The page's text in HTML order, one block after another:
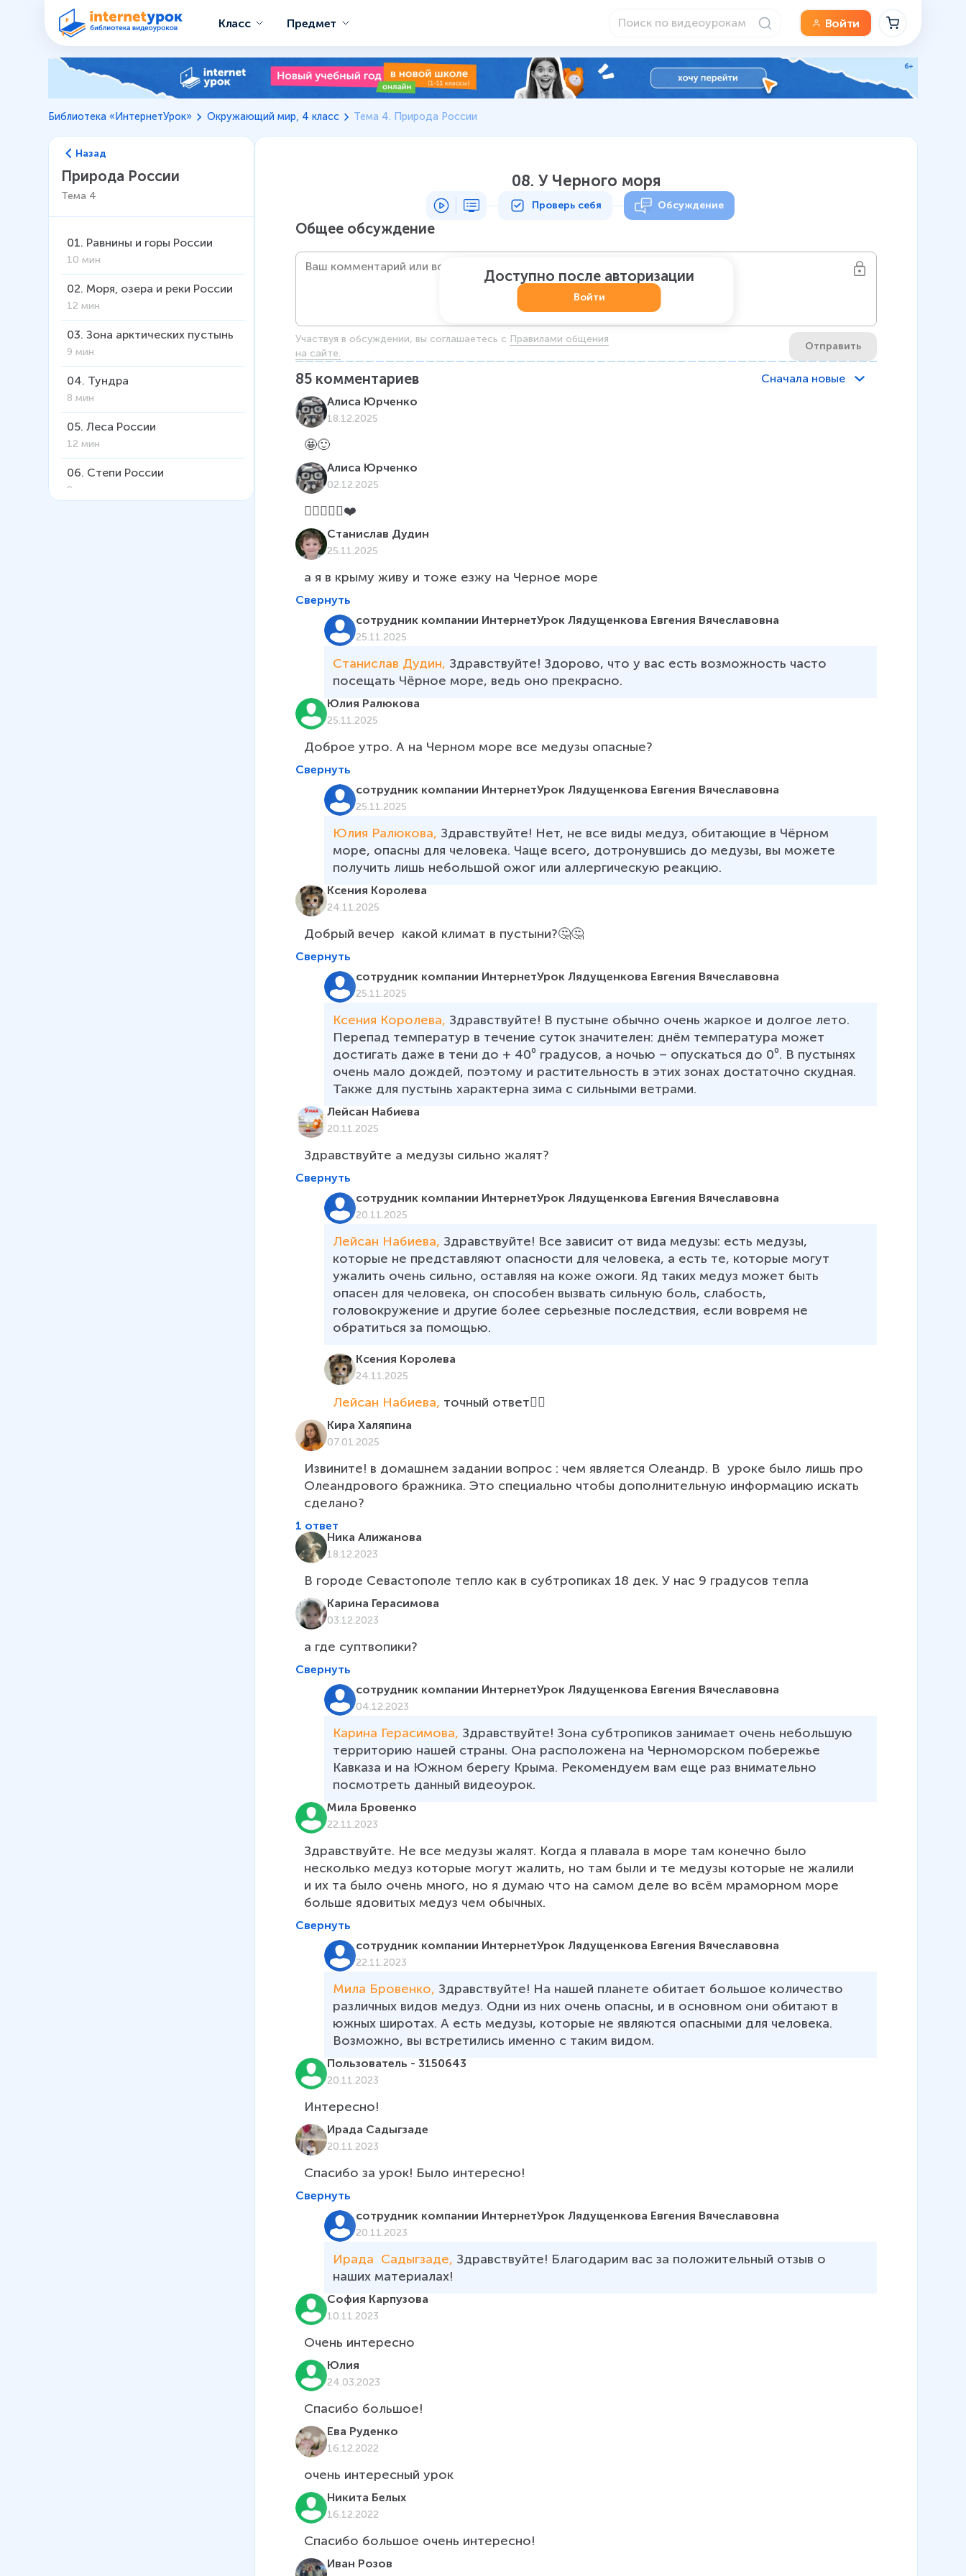
Класс Предмет Войти
Библиотека «ИнтернетУрок» Окружающий мир, 4 класс Тема 4. Природа России
Назад
Природа России
Тема 4
01. Равнины и горы России
10 мин
02. Моря, озера и реки России
12 мин
03. Зона арктических пустынь
9 мин
04. Тундра
8 мин
05. Леса России
12 мин
06. Степи России
9 мин
08. У Черного моря
Проверь себя Обсуждение
Общее обсуждение
Участвуя в обсуждении, вы соглашаетесь c Правилами общения
на сайте.
Отправить
Доступно после авторизации
Войти
85 комментариев
Сначала новые
Алиса Юрченко
18.12.2025
🤩🙂
Алиса Юрченко
02.12.2025
👍🏻🤩👍🏻❤️
Станислав Дудин
25.11.2025
а я в крыму живу и тоже езжу на Черное море
Свернуть
сотрудник компании ИнтернетУрок Лядущенкова Евгения Вячеславовна
25.11.2025
Станислав Дудин, Здравствуйте! Здорово, что у вас есть возможность часто
посещать Чёрное море, ведь оно прекрасно.
Юлия Ралюкова
25.11.2025
Доброе утро. А на Черном море все медузы опасные?
Свернуть
сотрудник компании ИнтернетУрок Лядущенкова Евгения Вячеславовна
25.11.2025
Юлия Ралюкова, Здравствуйте! Нет, не все виды медуз, обитающие в Чёрном
море, опасны для человека. Чаще всего, дотронувшись до медузы, вы можете
получить лишь небольшой ожог или аллергическую реакцию.
Ксения Королева
24.11.2025
Добрый вечер  какой климат в пустыни?🤔🤔
Свернуть
сотрудник компании ИнтернетУрок Лядущенкова Евгения Вячеславовна
25.11.2025
Ксения Королева, Здравствуйте! В пустыне обычно очень жаркое и долгое лето.
Перепад температур в течение суток значителен: днём температура может
достигать даже в тени до + 40⁰ градусов, а ночью – опускаться до 0⁰. В пустынях
очень мало дождей, поэтому и растительность в этих зонах достаточно скудная.
Также для пустынь характерна зима с сильными ветрами.
Лейсан Набиева
20.11.2025
Здравствуйте а медузы сильно жалят?
Свернуть
сотрудник компании ИнтернетУрок Лядущенкова Евгения Вячеславовна
20.11.2025
Лейсан Набиева, Здравствуйте! Все зависит от вида медузы: есть медузы,
которые не представляют опасности для человека, а есть те, которые могут
ужалить очень сильно, оставляя на коже ожоги. Яд таких медуз может быть
опасен для человека, он способен вызвать сильную боль, слабость,
головокружение и другие более серьезные последствия, если вовремя не
обратиться за помощью.
Ксения Королева
24.11.2025
Лейсан Набиева, точный ответ👍🏻
Кира Халяпина
07.01.2025
Извините! в домашнем задании вопрос : чем является Олеандр. В  уроке было лишь про
Олеандрового бражника. Это специально чтобы дополнительную информацию искать
сделано?
1 ответ
Ника Алижанова
18.12.2023
В городе Севастополе тепло как в субтропиках 18 дек. У нас 9 градусов тепла
Карина Герасимова
03.12.2023
а где суптвопики?
Свернуть
сотрудник компании ИнтернетУрок Лядущенкова Евгения Вячеславовна
04.12.2023
Карина Герасимова, Здравствуйте! Зона субтропиков занимает очень небольшую
территорию нашей страны. Она расположена на Черноморском побережье
Кавказа и на Южном берегу Крыма. Рекомендуем вам еще раз внимательно
посмотреть данный видеоурок.
Мила Бровенко
22.11.2023
Здравствуйте. Не все медузы жалят. Когда я плавала в море там конечно было
несколько медуз которые могут жалить, но там были и те медузы которые не жалили
и их та было очень много, но я думаю что на самом деле во всём мраморном море
больше ядовитых медуз чем обычных.
Свернуть
сотрудник компании ИнтернетУрок Лядущенкова Евгения Вячеславовна
22.11.2023
Мила Бровенко, Здравствуйте! На нашей планете обитает большое количество
различных видов медуз. Одни из них очень опасны, и в основном они обитают в
южных широтах. А есть медузы, которые не являются опасными для человека.
Возможно, вы встретились именно с таким видом.
Пользователь - 3150643
20.11.2023
Интересно!
Ирада Садыгзаде
20.11.2023
Спасибо за урок! Было интересно!
Свернуть
сотрудник компании ИнтернетУрок Лядущенкова Евгения Вячеславовна
20.11.2023
Ирада  Садыгзаде, Здравствуйте! Благодарим вас за положительный отзыв о
наших материалах!
София Карпузова
10.11.2023
Очень интересно
Юлия
24.03.2023
Спасибо большое!
Ева Руденко
16.12.2022
очень интересный урок
Никита Белых
16.12.2022
Спасибо большое очень интересно!
Иван Розов